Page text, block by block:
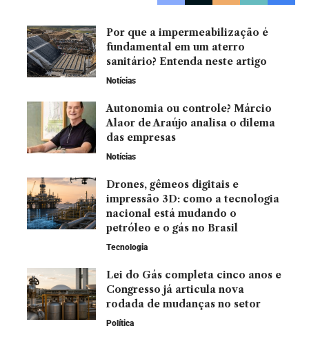
Por que a impermeabilização é
fundamental em um aterro
sanitário? Entenda neste artigo
Notícias
Autonomia ou controle? Márcio
Alaor de Araújo analisa o dilema
das empresas
Notícias
Drones, gêmeos digitais e
impressão 3D: como a tecnologia
nacional está mudando o
petróleo e o gás no Brasil
Tecnologia
Lei do Gás completa cinco anos e
Congresso já articula nova
rodada de mudanças no setor
Política